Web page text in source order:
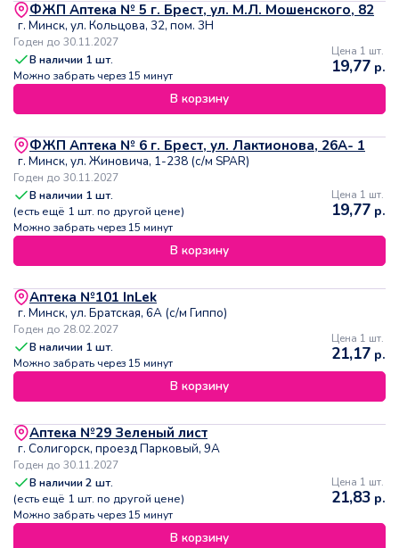
ФЖП Аптека № 5 г. Брест, ул. М.Л. Мошенского, 82
г. Минск, ул. Кольцова, 32, пом. 3Н
Годен до 30.11.2027
В наличии 1 шт.
Можно забрать через 15 минут
Цена 1 шт.
19,77 р.
В корзину
ФЖП Аптека № 6 г. Брест, ул. Лактионова, 26А- 1
г. Минск, ул. Жиновича, 1-238 (с/м SPAR)
Годен до 30.11.2027
В наличии 1 шт.
(есть ещё 1 шт. по другой цене)
Можно забрать через 15 минут
Цена 1 шт.
19,77 р.
В корзину
Аптека №101 InLek
г. Минск, ул. Братская, 6А (с/м Гиппо)
Годен до 28.02.2027
В наличии 1 шт.
Можно забрать через 15 минут
Цена 1 шт.
21,17 р.
В корзину
Аптека №29 Зеленый лист
г. Солигорск, проезд Парковый, 9А
Годен до 30.11.2027
В наличии2 шт.
(есть ещё 1 шт. по другой цене)
Можно забрать через 15 минут
Цена 1 шт.
21,83 р.
В корзину